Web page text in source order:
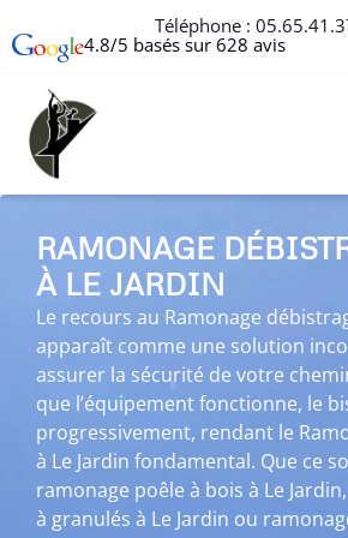
Téléphone :
4.8/5 basés sur 628 avis
RAMONAGE
À LE JARDIN
Le recours au Ramonage
apparaît comme une solution
assurer la sécurité de votre
que l’équipement fonctionne, le
progressivement, rendant le
à Le Jardin fondamental. Que ce
ramonage poêle à bois à Le
à granulés à Le Jardin ou